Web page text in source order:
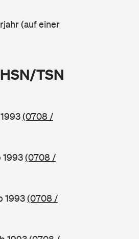
(auf einer
TSN
(0708 /
1993(0708 /
1993(0708 /